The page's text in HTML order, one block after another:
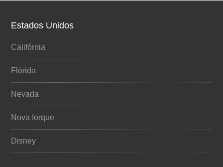
Estados Unidos
Califórnia
Flórida
Nevada
Nova Iorque
Disney